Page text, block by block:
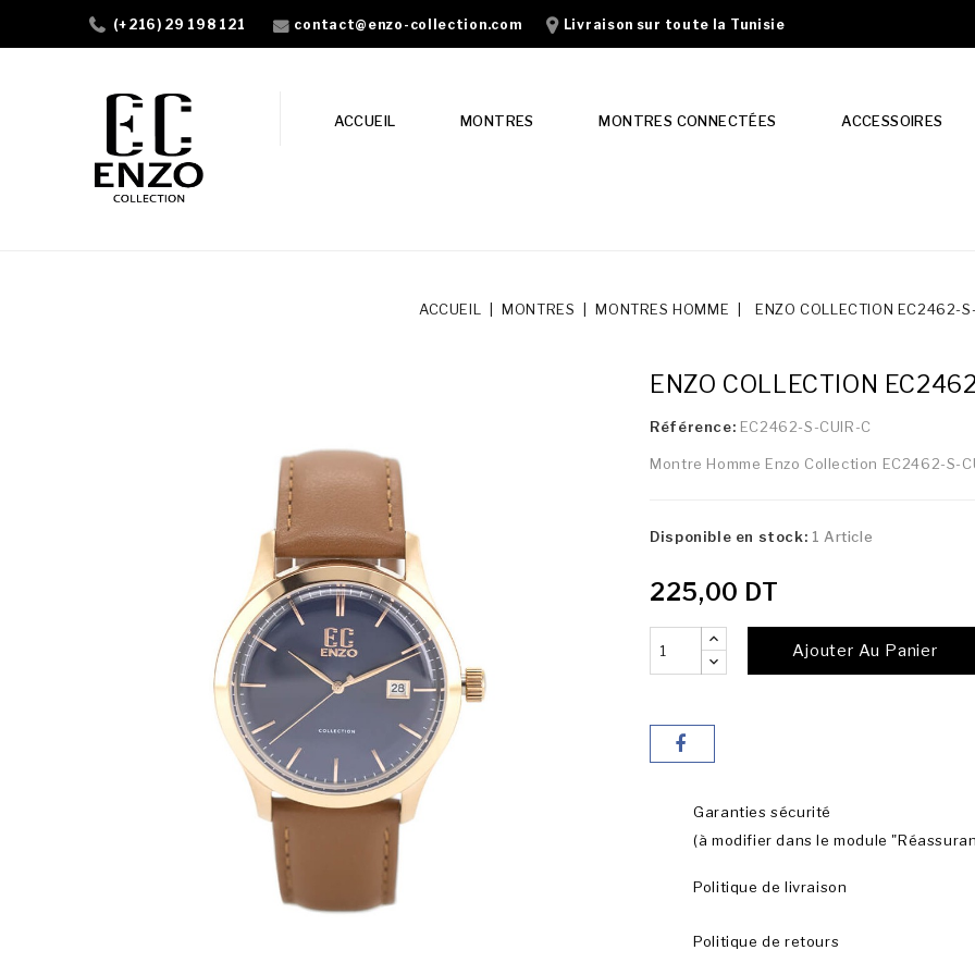
(+216) 29 198 121 contact@enzo-collection.com Livraison sur toute la Tunisie
ACCUEIL MONTRES MONTRES CONNECTÉES ACCESSOIRES
ACCUEIL MONTRES MONTRES HOMME ENZO COLLECTION EC2462-
ENZO COLLECTION
Référence: EC2462-S-CUIR-C
Montre Homme Enzo Collection EC2462-S-
Disponible en stock: 1 Article
225,00 DT
Ajouter Au Panier
Garanties sécurité
(à modifier dans le module
Politique de livraison
Politique de retours